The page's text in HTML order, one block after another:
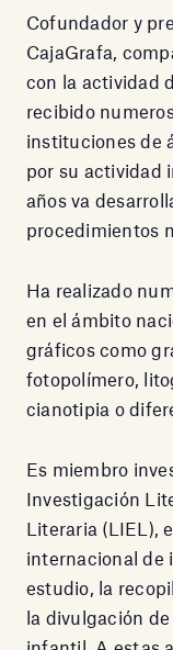
Cofundador y
CajaGrafa,
con la actividad
recibido
instituciones de
por su actividad
años va
procedimientos
Ha realizado
en el ámbito
gráficos como
fotopolímero,
cianotipia o
Es miembro
Investigación
Literaria (LIEL),
internacional de
estudio, la
la divulgación